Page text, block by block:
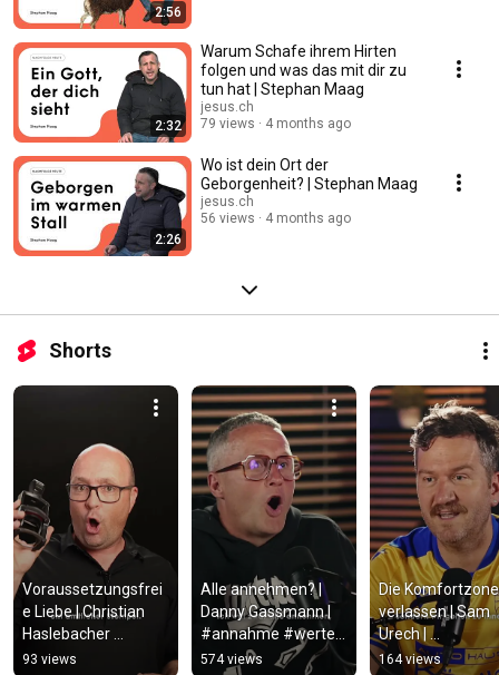
2:56
2:32
Warum Schafe ihrem Hirten
folgen und was das mit dir zu
tun hat | Stephan Maag
jesus.ch
79 views
4 months ago
2:26
Wo ist dein Ort der
Geborgenheit? | Stephan Maag
jesus.ch
56 views
4 months ago
Shorts
Voraussetzungsfrei
e Liebe | Christian
Haslebacher
|#gleichgültigkeit
93 views
Alle annehmen? |
Danny Gassmann |
#annahme #werte
#angst #shorts
574 views
Die Komfortzone
verlassen | Sam
Urech |
#komfortzone
164 views